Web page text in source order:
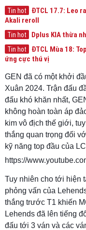
Tin hot
ĐTCL 17.7: Leo
Akali reroll
Tin hot Dplus KIA thừa
Tin hot
ĐTCL Mùa 18:
ứng cực thú vị
GEN đã có một khởi
Xuân 2024. Trận đấu
đấu khó khăn nhất,
không hoàn toàn áp
kim vô địch thế giới,
thắng quan trọng đối
kỹ năng top đầu của
https://
Tuy nhiên cho tới hiện
phỏng vấn của
thắng trước T1 khiến
Lehends đã lên tiếng
đấu tới 3 ván và các